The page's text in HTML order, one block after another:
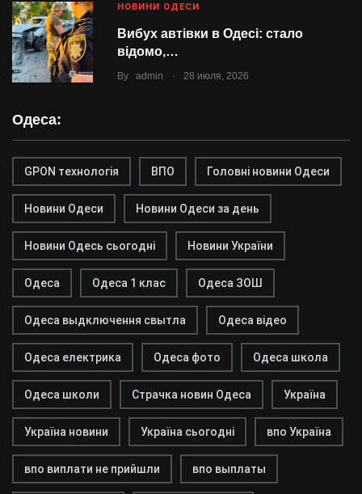
НОВИНИ ОДЕСИ
Вибух автівки в Одесі: стало
відомо,…
By admin . 28 июля, 2026
Одеса:
GPON технологія ВПО Головні новини Одеси
Новини Одеси Новини Одеси за день
Новини Одесь сьогодні Новини України
Одеса Одеса 1 клас Одеса ЗОШ
Одеса выдключення свытла Одеса відео
Одеса електрика Одеса фото Одеса школа
Одеса школи Страчка новин Одеса Україна
Україна новини Україна сьогодні впо Україна
впо виплати не прийшли впо выплаты